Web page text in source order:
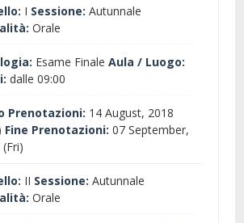
I Sessione: Autunnale
Orale
Esame Finale Aula / Luogo:
dalle 09:00
Prenotazioni: 14 August, 2018
Fine Prenotazioni: 07 September,
II Sessione: Autunnale
Orale